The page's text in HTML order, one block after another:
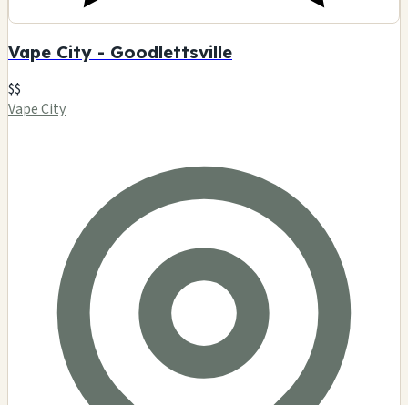
Vape City - Goodlettsville
$$
Vape City